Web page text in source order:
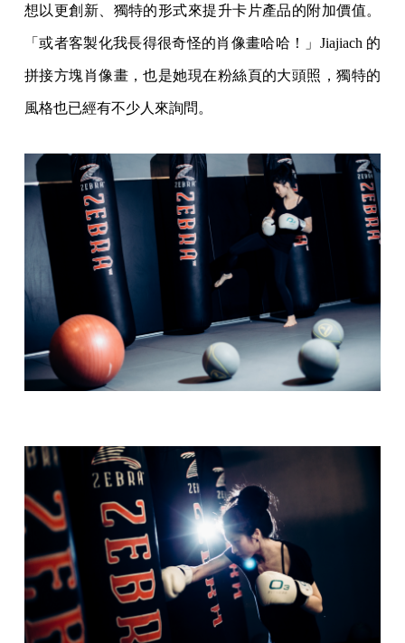
想以更創新、獨特的形式來提升卡片產品的附加價值。
「或者客製化我長得很奇怪的肖像畫哈哈！」Jiajiach 的
拼接方塊肖像畫，也是她現在粉絲頁的大頭照，獨特的
風格也已經有不少人來詢問。